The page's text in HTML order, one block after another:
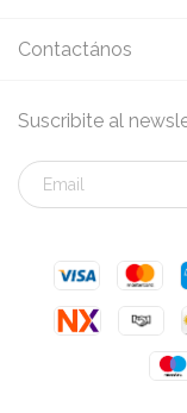
Contactános
Suscribite al